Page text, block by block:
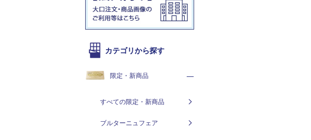
カテゴリから探す
限定・新商品
すべての限定・新商品
ブルターニュフェア